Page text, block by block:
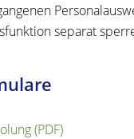
separat
(PDF)